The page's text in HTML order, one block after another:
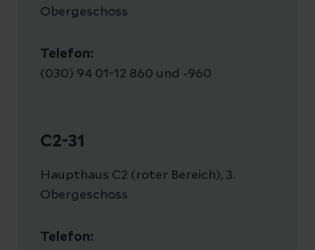
Obergeschoss
Telefon:
(030) 94 01-12 860 und -960
C2-31
Haupthaus C2 (roter Bereich), 3.
Obergeschoss
Telefon: